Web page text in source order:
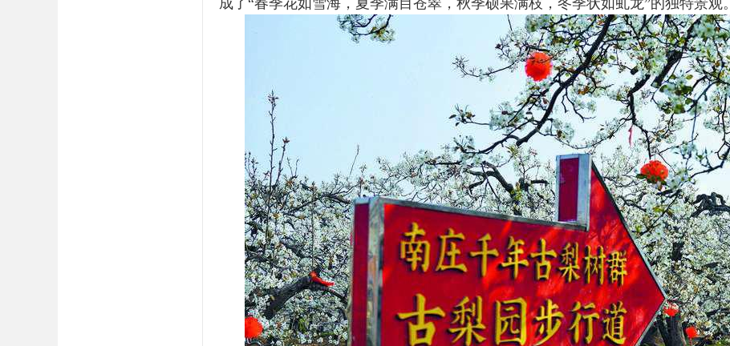
成了“春季花如雪海，夏季满目苍翠，秋季硕果满枝，冬季状如虬龙”的独特景观。